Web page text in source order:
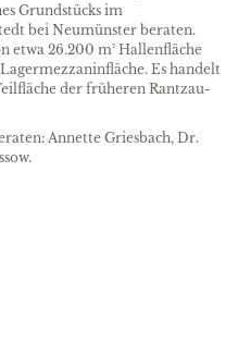
Grundstücks im
bei Neumünster beraten.
etwa 26.200 m² Hallenfläche
Es handelt
der früheren Rantzau-
Annette Griesbach, Dr.